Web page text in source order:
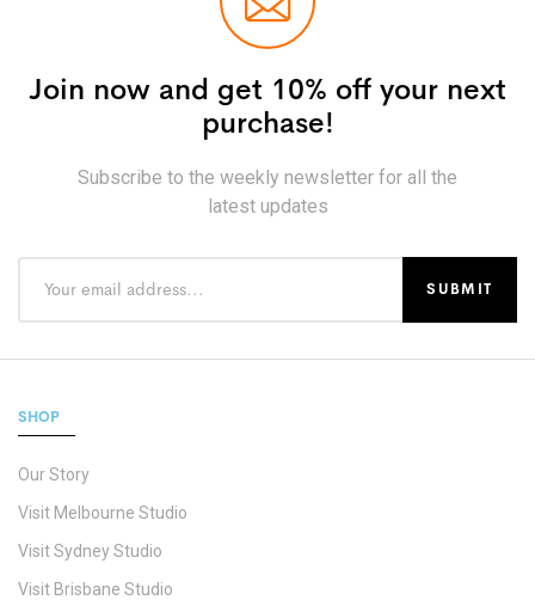
Join now and get 10% off your next
purchase!
Subscribe to the weekly newsletter for all the
latest updates
SHOP
Our Story
Visit Melbourne Studio
Visit Sydney Studio
Visit Brisbane Studio